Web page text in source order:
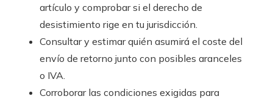
artículo y comprobar si el derecho de
desistimiento rige en tu jurisdicción.
Consultar y estimar quién asumirá el coste del
envío de retorno junto con posibles aranceles
o IVA.
Corroborar las condiciones exigidas para